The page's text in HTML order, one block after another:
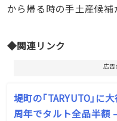
から帰る時の手土産候補
◆関連リンク
広告
堤町の｢TARYUTO｣に
周年でタルト全品半額